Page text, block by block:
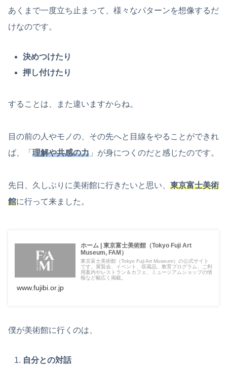
あくまで一度立ち止まって、様々なパターンを想像するだ
けなのです。
決めつけたり
押し付けたり
することは、また違いますからね。
目の前の人やモノの、その先へと目線をやることができれ
ば、「 理解や共感の力 」が身につくのだと感じたのです。
先日、久しぶりに美術館に行きたいと思い、 東京富士美術
館に行って来ました。
ホーム | 東京富士美術館（Tokyo Fuji Art
Museum, FAM）
東京富士美術館（Tokyo Fuji Art Museum）の公式サイト
です。展覧会、イベント、収蔵品、教育プログラム、ご利
用案内やレストラン＆カフェ、ミュージアムショップの情
報など幅広く掲載。
www.fujibi.or.jp
僕が美術館に行くのは、
自分との対話